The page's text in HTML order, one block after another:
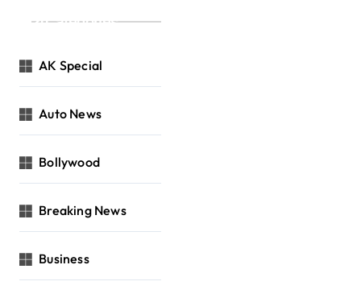
Categories
AK Special
Auto News
Bollywood
Breaking News
Business